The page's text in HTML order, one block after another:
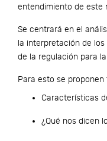
entendimiento de este
Se centrará en el
la interpretación de
de la regulación para
Para esto se proponen
Características
¿Qué nos dicen